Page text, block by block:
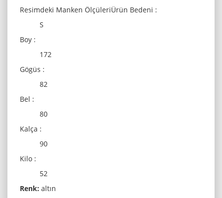
Resimdeki Manken ÖlçüleriÜrün Bedeni :
S
Boy :
172
Gögüs :
82
Bel :
80
Kalça :
90
Kilo :
52
Renk: altın